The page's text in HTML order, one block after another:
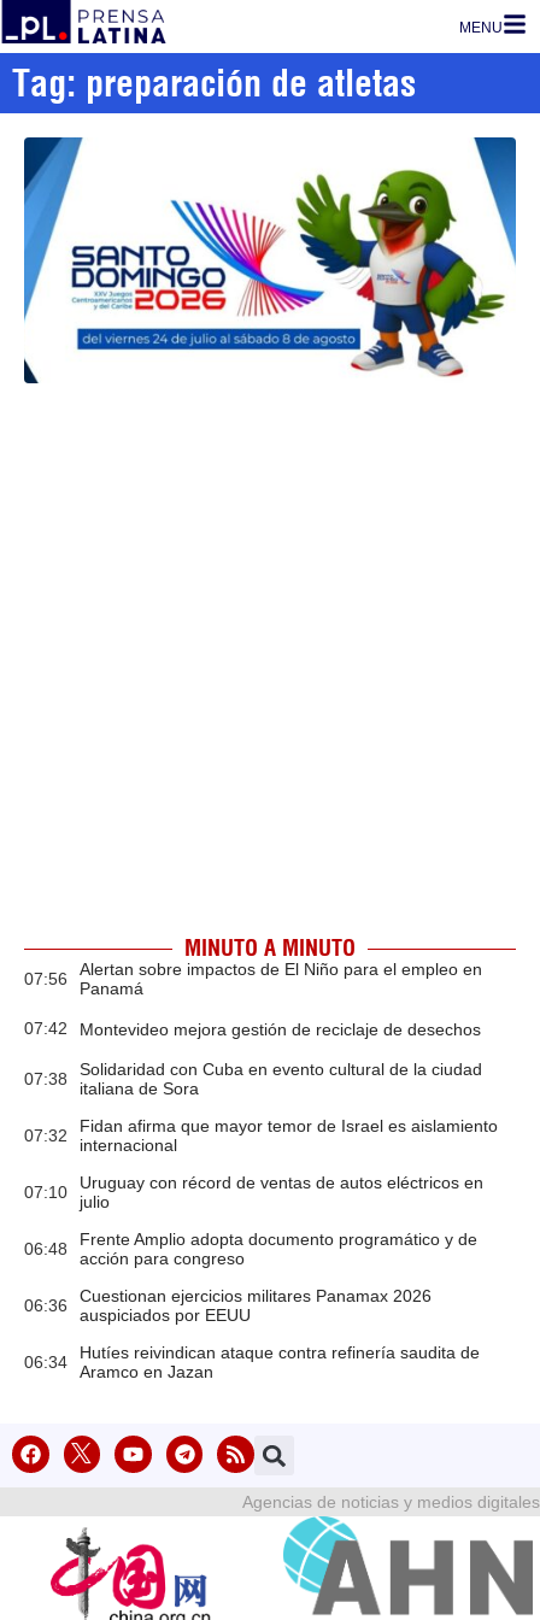
MENU
Tag: preparación de atletas
MINUTO A MINUTO
07:56
Alertan sobre impactos de El Niño para el empleo en
Panamá
07:42 Montevideo mejora gestión de reciclaje de desechos
07:38
Solidaridad con Cuba en evento cultural de la ciudad
italiana de Sora
07:32
Fidan afirma que mayor temor de Israel es aislamiento
internacional
07:10
Uruguay con récord de ventas de autos eléctricos en
julio
06:48
Frente Amplio adopta documento programático y de
acción para congreso
06:36
Cuestionan ejercicios militares Panamax 2026
auspiciados por EEUU
06:34
Hutíes reivindican ataque contra refinería saudita de
Aramco en Jazan
Agencias de noticias y medios digitales